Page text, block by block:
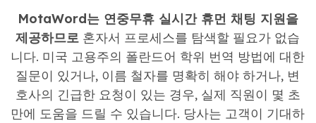
MotaWord는 연중무휴 실시간 휴먼 채팅 지원을
제공하므로 혼자서 프로세스를 탐색할 필요가 없습
니다. 미국 고용주의 폴란드어 학위 번역 방법에 대한
질문이 있거나, 이름 철자를 명확히 해야 하거나, 변
호사의 긴급한 요청이 있는 경우, 실제 직원이 몇 초
만에 도움을 드릴 수 있습니다. 당사는 고객이 기대하